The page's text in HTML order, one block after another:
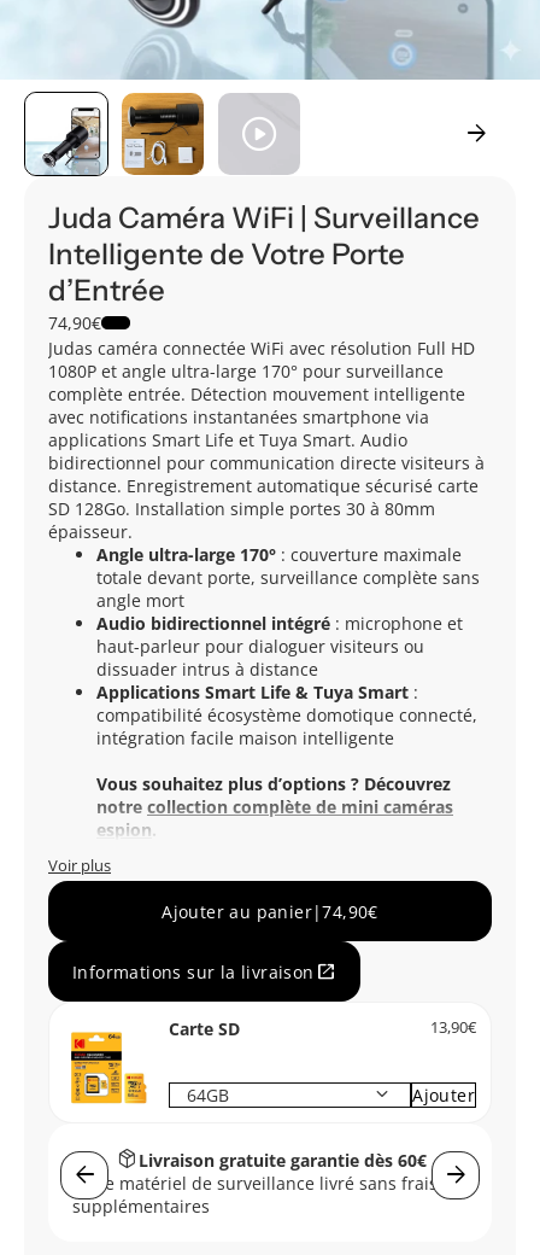
arrow_forward
play_circle
Juda Caméra WiFi | Surveillance
Intelligente de Votre Porte
d’Entrée
74,90€
Judas caméra connectée WiFi avec résolution Full HD
1080P et angle ultra-large 170° pour surveillance
complète entrée. Détection mouvement intelligente
avec notifications instantanées smartphone via
applications Smart Life et Tuya Smart. Audio
bidirectionnel pour communication directe visiteurs à
distance. Enregistrement automatique sécurisé carte
SD 128Go. Installation simple portes 30 à 80mm
épaisseur.
Angle ultra-large 170° : couverture maximale
totale devant porte, surveillance complète sans
angle mort
Audio bidirectionnel intégré : microphone et
haut-parleur pour dialoguer visiteurs ou
dissuader intrus à distance
Applications Smart Life & Tuya Smart :
compatibilité écosystème domotique connecté,
intégration facile maison intelligente
Vous souhaitez plus d’options ? Découvrez
notre collection complète de mini caméras
espion.
Voir plus
Ajouter au panier|74,90€
Informations sur la livraison open_in_new
Carte SD 13,90€
keyboard_arrow_down Ajouter
arrow_back arrow_forward
package_2 Livraison gratuite garantie dès 60€
Votre matériel de surveillance livré sans frais
supplémentaires